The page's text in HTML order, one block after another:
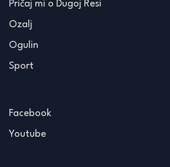
Pričaj mi o Dugoj Resi
Ozalj
Ogulin
Sport
Facebook
Youtube